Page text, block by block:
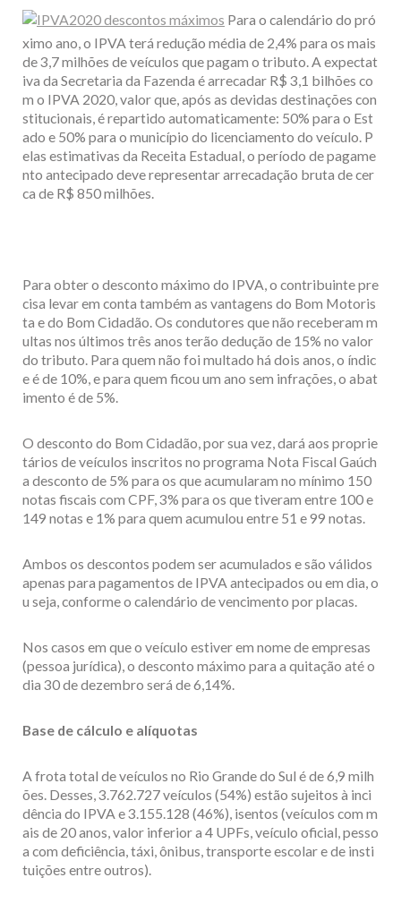
Para o calendário do pró
ximo ano, o IPVA terá redução média de 2,4% para os mais
de 3,7 milhões de veículos que pagam o tributo. A expectat
iva da Secretaria da Fazenda é arrecadar R$ 3,1 bilhões co
m o IPVA 2020, valor que, após as devidas destinações con
stitucionais, é repartido automaticamente: 50% para o Est
ado e 50% para o município do licenciamento do veículo. P
elas estimativas da Receita Estadual, o período de pagame
nto antecipado deve representar arrecadação bruta de cer
ca de R$ 850 milhões.
Para obter o desconto máximo do IPVA, o contribuinte pre
cisa levar em conta também as vantagens do Bom Motoris
ta e do Bom Cidadão. Os condutores que não receberam m
ultas nos últimos três anos terão dedução de 15% no valor
do tributo. Para quem não foi multado há dois anos, o índic
e é de 10%, e para quem ficou um ano sem infrações, o abat
imento é de 5%.
O desconto do Bom Cidadão, por sua vez, dará aos proprie
tários de veículos inscritos no programa Nota Fiscal Gaúch
a desconto de 5% para os que acumularam no mínimo 150
notas fiscais com CPF, 3% para os que tiveram entre 100 e
149 notas e 1% para quem acumulou entre 51 e 99 notas.
Ambos os descontos podem ser acumulados e são válidos
apenas para pagamentos de IPVA antecipados ou em dia, o
u seja, conforme o calendário de vencimento por placas.
Nos casos em que o veículo estiver em nome de empresas
(pessoa jurídica), o desconto máximo para a quitação até o
dia 30 de dezembro será de 6,14%.
Base de cálculo e alíquotas
A frota total de veículos no Rio Grande do Sul é de 6,9 milh
ões. Desses, 3.762.727 veículos (54%) estão sujeitos à inci
dência do IPVA e 3.155.128 (46%), isentos (veículos com m
ais de 20 anos, valor inferior a 4 UPFs, veículo oficial, pesso
a com deficiência, táxi, ônibus, transporte escolar e de insti
tuições entre outros).